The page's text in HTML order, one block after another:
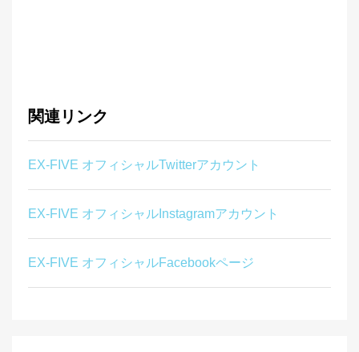
関連リンク
EX-FIVE オフィシャルTwitterアカウント
EX-FIVE オフィシャルInstagramアカウント
EX-FIVE オフィシャルFacebookページ